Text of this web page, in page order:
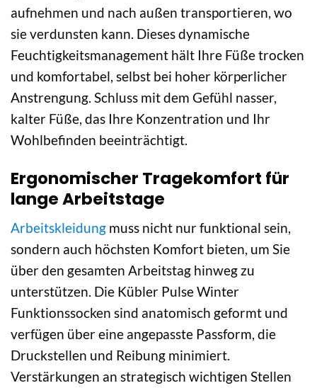
aufnehmen und nach außen transportieren, wo
sie verdunsten kann. Dieses dynamische
Feuchtigkeitsmanagement hält Ihre Füße trocken
und komfortabel, selbst bei hoher körperlicher
Anstrengung. Schluss mit dem Gefühl nasser,
kalter Füße, das Ihre Konzentration und Ihr
Wohlbefinden beeinträchtigt.
Ergonomischer Tragekomfort für
lange Arbeitstage
Arbeitskleidung muss nicht nur funktional sein,
sondern auch höchsten Komfort bieten, um Sie
über den gesamten Arbeitstag hinweg zu
unterstützen. Die Kübler Pulse Winter
Funktionssocken sind anatomisch geformt und
verfügen über eine angepasste Passform, die
Druckstellen und Reibung minimiert.
Verstärkungen an strategisch wichtigen Stellen